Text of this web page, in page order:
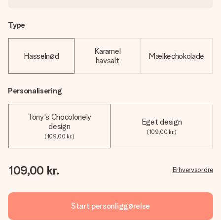
Type
Hasselnød
Karamel
havsalt
Mælkechokolade
Personalisering
Tony's Chocolonely
design
(109,00 kr.)
Eget design
(109,00 kr.)
109,00 kr. Erhvervsordre
Start personliggørelse